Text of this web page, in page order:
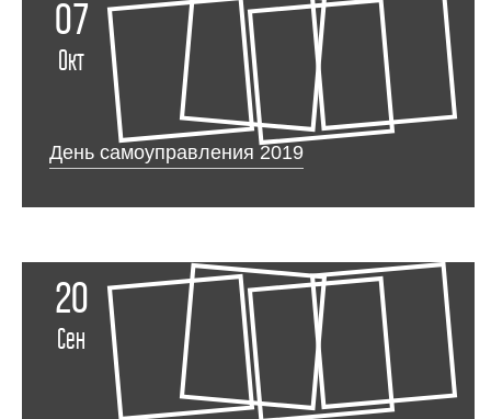
07
Окт
День самоуправления 2019
20
Сен